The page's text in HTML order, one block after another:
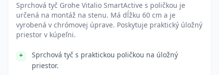
Sprchová tyč Grohe Vitalio SmartActive s poličkou je
určená na montáž na stenu. Má dĺžku 60 cm a je
vyrobená v chrómovej úprave. Poskytuje praktický úložný
priestor v kúpeľni.
Sprchová tyč s praktickou poličkou na úložný
priestor.